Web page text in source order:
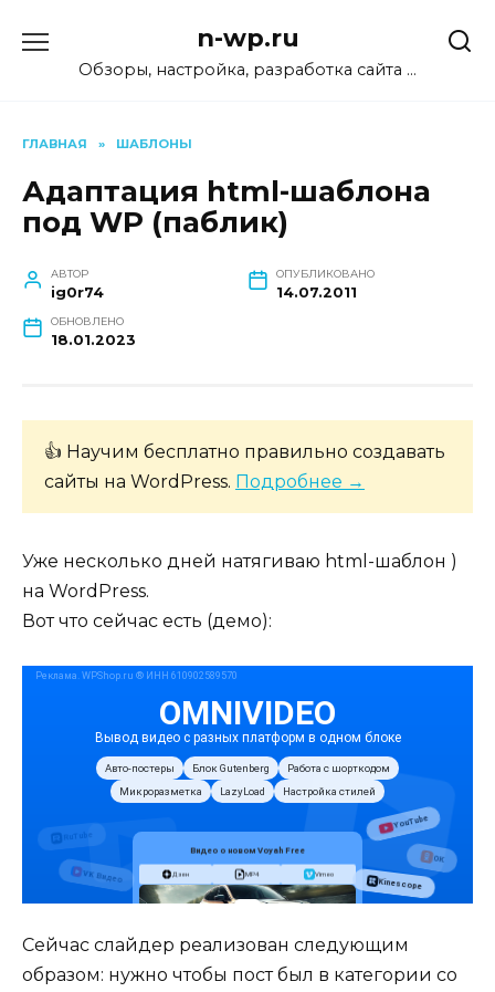
содержанию
n-wp.ru
Обзоры, настройка, разработка сайта …
ГЛАВНАЯ » ШАБЛОНЫ
Адаптация html-шаблона
под WP (паблик)
АВТОР
ig0r74
ОПУБЛИКОВАНО
14.07.2011
ОБНОВЛЕНО
18.01.2023
👍 Научим бесплатно правильно создавать
сайты на WordPress. Подробнее →
Уже несколько дней натягиваю html-шаблон )
на WordPress.
Вот что сейчас есть (демо):
Сейчас слайдер реализован следующим
образом: нужно чтобы пост был в категории со